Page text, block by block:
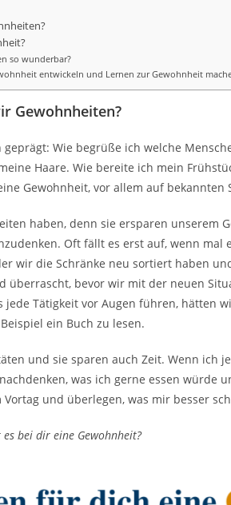
so wunderbar?
entwickeln und Lernen zur Gewohnheit
Gewohnheiten?
Wie begrüße ich welche
Haare. Wie bereite ich mein
Gewohnheit, vor allem auf bekannten
haben, denn sie ersparen unserem
Oft fällt es erst auf, wenn
wir die Schränke neu sortiert haben
überrascht, bevor wir mit der neuen
Tätigkeit vor Augen führen, hätten
ein Buch zu lesen.
und sie sparen auch Zeit. Wenn ich
was ich gerne essen würde
und überlegen, was mir besser
es bei dir eine Gewohnheit?